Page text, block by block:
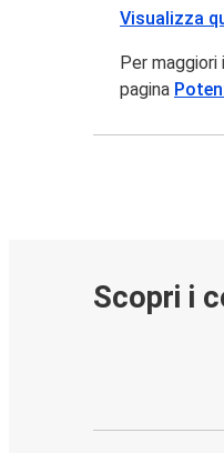
Visualizza
Per
pagina
Scopri i